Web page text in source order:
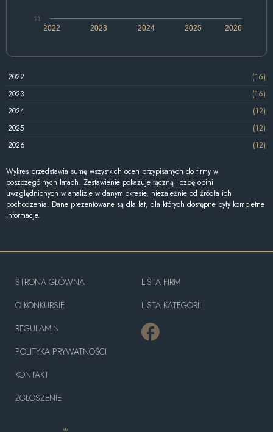
2022 2024 2026
2023 2025
11
2022
(16)
2023
(16)
2024
(12)
2025
(12)
2026
(12)
Wykres przedstawia sumę wszystkich ocen przypisanych do firmy w
poszczególnych latach. Zestawienie pokazuje łączną liczbę opinii
uwzględnionych w analizie w danym okresie, niezależnie od źródła ich
pochodzenia. Dane prezentowane są dla lat, dla których dostępne były kompletne
informacje.
STRONA GŁÓWNA
O KONKURSIE
REGULAMIN
POLITYKA PRYWATNOŚCI
KONTAKT
ZGŁOSZENIE
LISTA FIRM
LISTA KATEGORII